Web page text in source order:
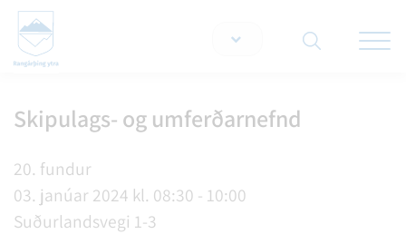
Skipulags- og umferðarnefnd
20. fundur
03. janúar 2024 kl. 08:30 - 10:00
Suðurlandsvegi 1-3
Leita á vef